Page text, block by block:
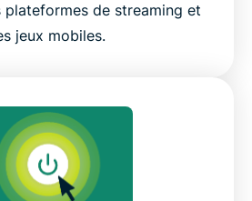
plateformes de streaming et
jeux mobiles.